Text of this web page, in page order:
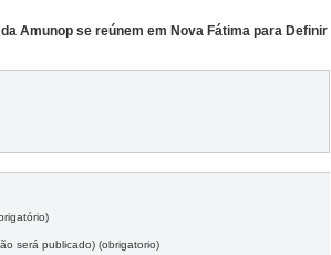
Amunop se reúnem em Nova Fátima para Definir
será publicado) (obrigatorio)